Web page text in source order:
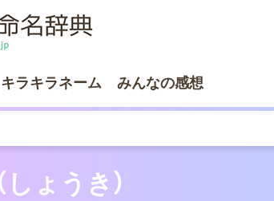
キラキラネーム みんなの感想
ょうき）